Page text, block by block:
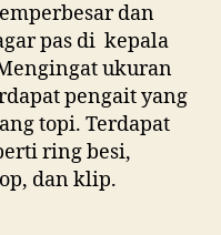
dan
pas di kepala
ukuran
pengait yang
topi. Terdapat
ring besi,
dan klip.